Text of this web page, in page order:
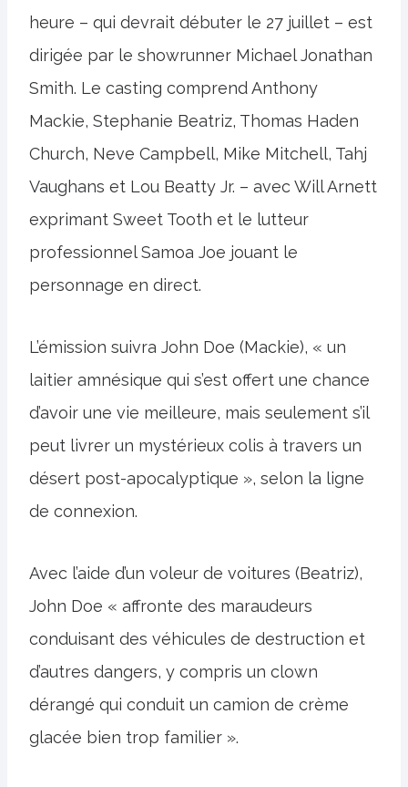
heure – qui devrait débuter le 27 juillet – est
dirigée par le showrunner Michael Jonathan
Smith. Le casting comprend Anthony
Mackie, Stephanie Beatriz, Thomas Haden
Church, Neve Campbell, Mike Mitchell, Tahj
Vaughans et Lou Beatty Jr. – avec Will Arnett
exprimant Sweet Tooth et le lutteur
professionnel Samoa Joe jouant le
personnage en direct.
L’émission suivra John Doe (Mackie), « un
laitier amnésique qui s’est offert une chance
d’avoir une vie meilleure, mais seulement s’il
peut livrer un mystérieux colis à travers un
désert post-apocalyptique », selon la ligne
de connexion.
Avec l’aide d’un voleur de voitures (Beatriz),
John Doe « affronte des maraudeurs
conduisant des véhicules de destruction et
d’autres dangers, y compris un clown
dérangé qui conduit un camion de crème
glacée bien trop familier ».